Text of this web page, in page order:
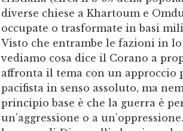
diverse chiese a Khartoum e
occupate o trasformate in basi
Visto che entrambe le fazioni in
vediamo cosa dice il Corano a
affronta il tema con un approccio
pacifista in senso assoluto, ma
principio base è che la guerra è
un’aggressione o a